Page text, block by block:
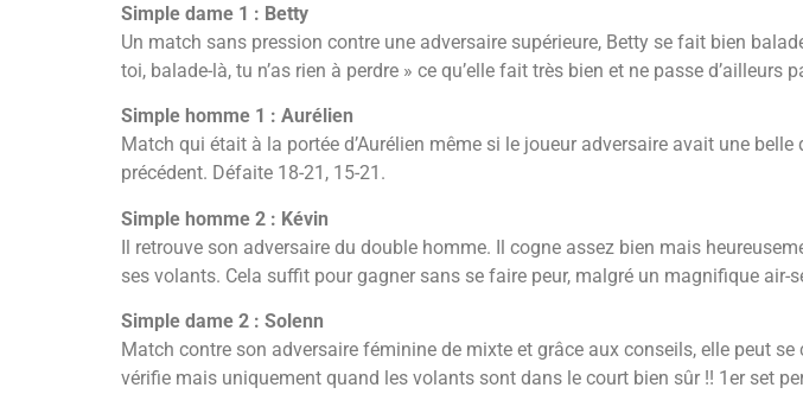
Simple dame 1 : Betty
Un match sans pression contre une adversaire supérieure, Betty se fait bien
toi, balade-là, tu n’as rien à perdre » ce qu’elle fait très bien et ne passe d’ailleurs
Simple homme 1 : Aurélien
Match qui était à la portée d’Aurélien même si le joueur adversaire avait une
précédent. Défaite 18-21, 15-21.
Simple homme 2 : Kévin
Il retrouve son adversaire du double homme. Il cogne assez bien mais
ses volants. Cela suffit pour gagner sans se faire peur, malgré un magnifique air-
Simple dame 2 : Solenn
Match contre son adversaire féminine de mixte et grâce aux conseils, elle peut
vérifie mais uniquement quand les volants sont dans le court bien sûr !! 1er set